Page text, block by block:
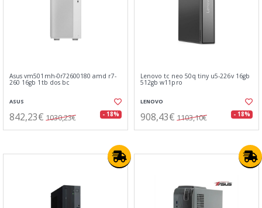
Asus vm501mh-0r72600180 amd r7-
260 16gb 1tb dos bc
ASUS
842,23€ 1030,23€ - 18%
Lenovo tc neo 50q tiny u5-226v 16gb
512gb w11pro
LENOVO
908,43€ 1103,10€ - 18%